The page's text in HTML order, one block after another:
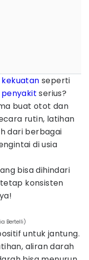
kekuatan seperti
penyakit serius?
buat otot dan
rutin, latihan
dari berbagai
di usia
bisa dihindari
konsisten
Bertelli)
untuk jantung.
aliran darah